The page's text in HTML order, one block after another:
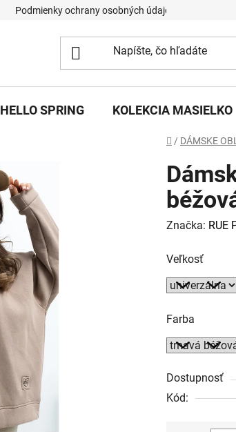
Podmienky ochrany osobných údajov
HELLO SPRING KOLEKCIA MASIELKO
Domov
/ DÁMSKE
Značka: RUE
Veľkosť
Farba
Dostupnosť
Kód: